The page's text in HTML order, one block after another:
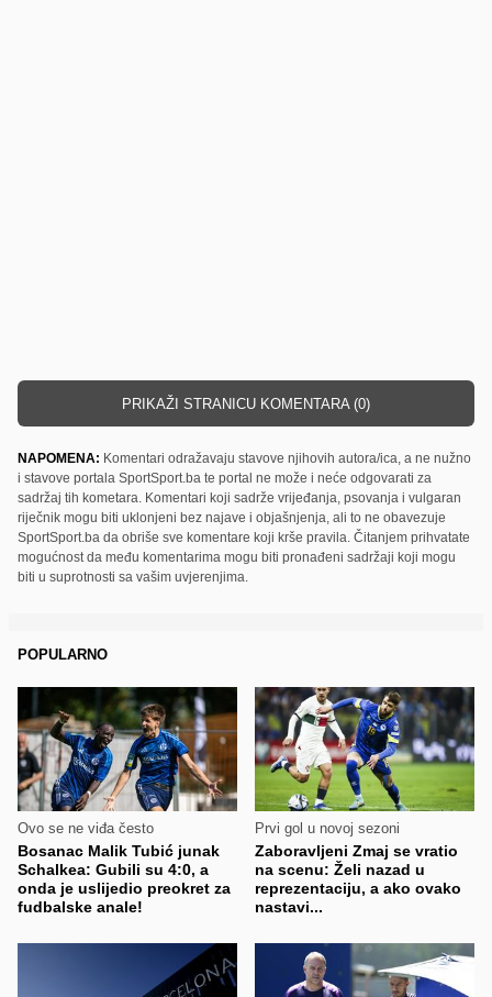
PRIKAŽI STRANICU KOMENTARA (0)
NAPOMENA: Komentari odražavaju stavove njihovih autora/ica, a ne nužno
i stavove portala SportSport.ba te portal ne može i neće odgovarati za
sadržaj tih kometara. Komentari koji sadrže vrijeđanja, psovanja i vulgaran
riječnik mogu biti uklonjeni bez najave i objašnjenja, ali to ne obavezuje
SportSport.ba da obriše sve komentare koji krše pravila. Čitanjem prihvatate
mogućnost da među komentarima mogu biti pronađeni sadržaji koji mogu
biti u suprotnosti sa vašim uvjerenjima.
POPULARNO
Ovo se ne viđa često
Bosanac Malik Tubić junak
Schalkea: Gubili su 4:0, a
onda je uslijedio preokret za
fudbalske anale!
Prvi gol u novoj sezoni
Zaboravljeni Zmaj se vratio
na scenu: Želi nazad u
reprezentaciju, a ako ovako
nastavi...